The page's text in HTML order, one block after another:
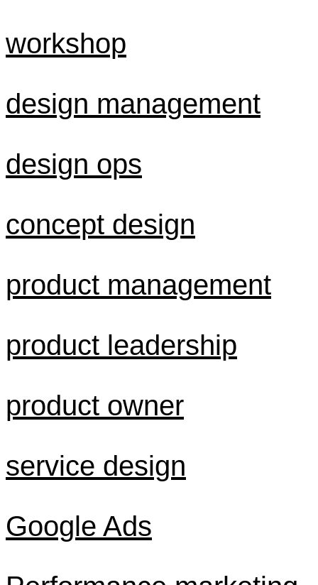
workshop
design management
design ops
concept design
product management
product leadership
product owner
service design
Google Ads